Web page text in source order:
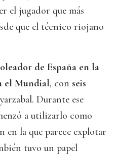
el jugador que más
que el técnico riojano
de España en la
el Mundial, con seis
Durante ese
a utilizarlo como
en la que parece explotar
tuvo un papel